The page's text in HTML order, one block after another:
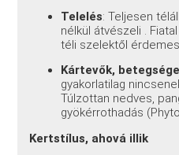
Telelés: Teljesen
nélkül átvészeli .
téli szelektől
Kártevők,
gyakorlatilag
Túlzottan nedves,
gyökérrothadás
Kertstílus, ahová illik